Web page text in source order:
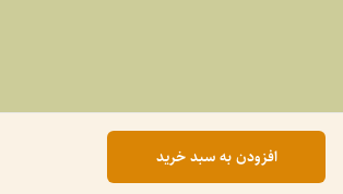
افزودن به سبد خرید